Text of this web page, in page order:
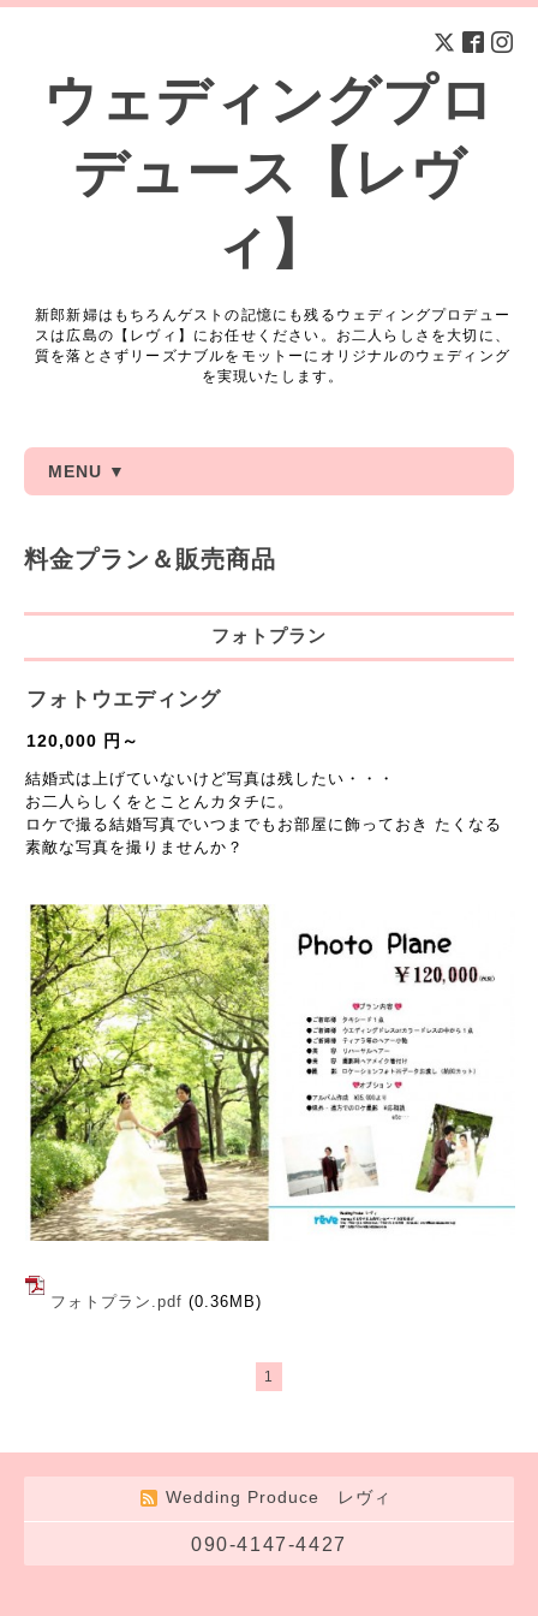
ウェディングプロ
デュース【レヴ
ィ】
新郎新婦はもちろんゲストの記憶にも残るウェディングプロデュー
スは広島の【レヴィ】にお任せください。お二人らしさを大切に、
質を落とさずリーズナブルをモットーにオリジナルのウェディング
を実現いたします。
MENU ▼
料金プラン＆販売商品
フォトプラン
フォトウエディング
120,000 円～
結婚式は上げていないけど写真は残したい・・・
お二人らしくをとことんカタチに。
ロケで撮る結婚写真でいつまでもお部屋に飾っておき たくなる
素敵な写真を撮りませんか？
フォトプラン.pdf (0.36MB)
1
Wedding Produce レヴィ
090-4147-4427